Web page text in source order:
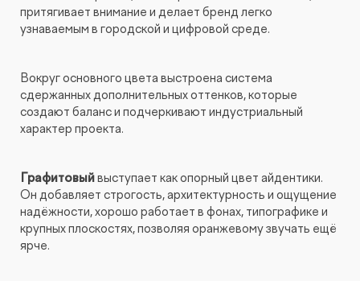
притягивает внимание и делает бренд легко
узнаваемым в городской и цифровой среде.
Вокруг основного цвета выстроена система
сдержанных дополнительных оттенков, которые
создают баланс и подчеркивают индустриальный
характер проекта.
Графитовыйвыступает как опорный цвет айдентики.
Он добавляет строгость, архитектурность и ощущение
надёжности, хорошо работает в фонах, типографике и
крупных плоскостях, позволяя оранжевому звучать ещё
ярче.